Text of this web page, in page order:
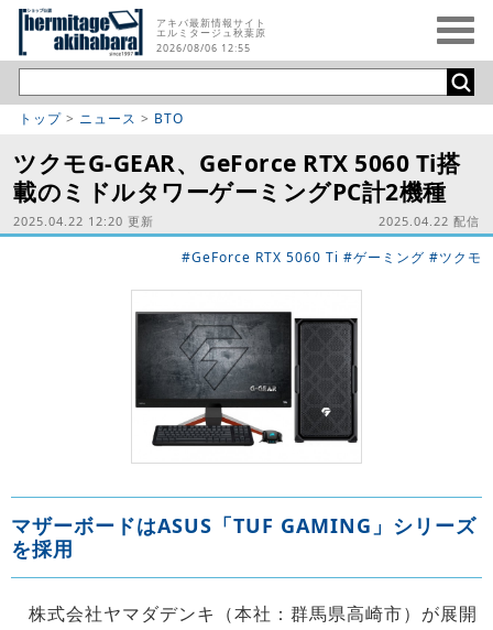
アキバ最新情報サイト
エルミタージュ秋葉原
2026/08/06 12:55
トップ > ニュース > BTO
ツクモG-GEAR、GeForce RTX 5060 Ti搭
載のミドルタワーゲーミングPC計2機種
2025.04.22 12:20 更新 2025.04.22 配信
#GeForce RTX 5060 Ti #ゲーミング #ツクモ
マザーボードはASUS「TUF GAMING」シリーズ
を採用
株式会社ヤマダデンキ（本社：群馬県高崎市）が展開